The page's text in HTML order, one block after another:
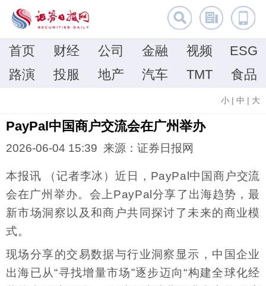
首页 财经 公司 金融 视频
ESG
路演
投服 地产 汽车 TMT 食品
小 | 中 | 大
PayPal中国商户交流会在广州举办
2026-06-04 15:39 来源：证券日报网
本报讯 （记者李冰）近日，PayPal中国商户交流
会在广州举办。会上PayPal分享了出海趋势，最
新市场洞察以及和商户共同探讨了未来的商业模
式。
现场分享的交易数据与行业洞察显示，中国企业
出海已从“寻找增量市场”逐步迈向“构建全球化经